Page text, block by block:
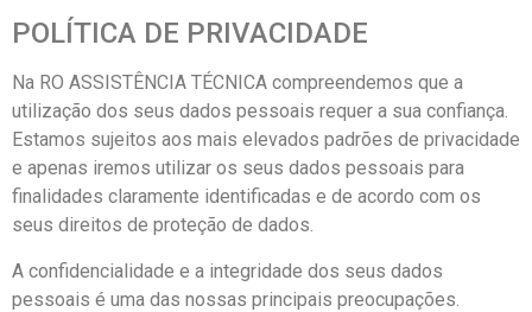
POLÍTICA DE PRIVACIDADE
Na RO ASSISTÊNCIA TÉCNICA compreendemos que a
utilização dos seus dados pessoais requer a sua confiança.
Estamos sujeitos aos mais elevados padrões de privacidade
e apenas iremos utilizar os seus dados pessoais para
finalidades claramente identificadas e de acordo com os
seus direitos de proteção de dados.
A confidencialidade e a integridade dos seus dados
pessoais é uma das nossas principais preocupações.